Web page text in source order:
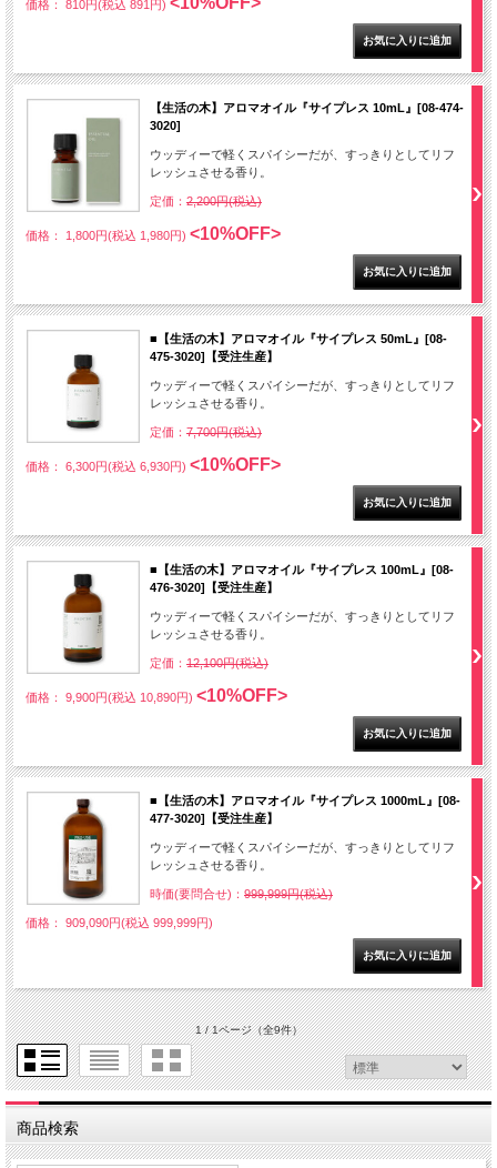
価格： 810円(税込 891円)
【生活の木】アロマオイル『サイプレス 10mL』[08-474-
3020]
ウッディーで軽くスパイシーだが、すっきりとしてリフ
レッシュさせる香り。
定価： 2,200円(税込)
価格： 1,800円(税込 1,980円) <10%OFF>
■【生活の木】アロマオイル『サイプレス 50mL』[08-
475-3020]【受注生産】
ウッディーで軽くスパイシーだが、すっきりとしてリフ
レッシュさせる香り。
定価： 7,700円(税込)
価格： 6,300円(税込 6,930円) <10%OFF>
■【生活の木】アロマオイル『サイプレス 100mL』[08-
476-3020]【受注生産】
ウッディーで軽くスパイシーだが、すっきりとしてリフ
レッシュさせる香り。
定価： 12,100円(税込)
価格： 9,900円(税込 10,890円) <10%OFF>
■【生活の木】アロマオイル『サイプレス 1000mL』[08-
477-3020]【受注生産】
ウッディーで軽くスパイシーだが、すっきりとしてリフ
レッシュさせる香り。
時価(要問合せ)： 999,999円(税込)
価格： 909,090円(税込 999,999円)
1 / 1ページ（全9件）
商品検索